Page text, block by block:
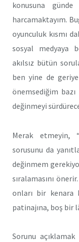
konusuna
harcamaktayım.
oyunculuk kısmı
sosyal medyaya
akılsız bütün
ben yine de
önemsediğim
değinmeyi
Merak etmeyin,
sorusunu da
değinmem
sıralamasını
onları bir kenara
patinajına, boş bir
Sorunu açıklamak